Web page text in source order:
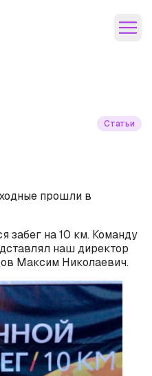
Статьи
прошли в
забег на 10 км. Команду
наш директор
Максим Николаевич.